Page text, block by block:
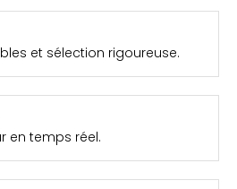
et sélection rigoureuse.
en temps réel.